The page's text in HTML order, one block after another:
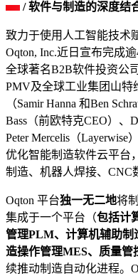
/ 软件与制造的深度结
致力于使用人工智能技术
Oqton, Inc.近日宣布完成
全球著名B2B软件投资公
PMV及全球工业集团山特
（Samir Hanna 和Ben
Bass（前欧特克CEO）、
Peter Mercelis（
优化智能制造软件云平台
制造、机器人焊接、CNC
Oqton 平台独一无二地将
集成于一个平台（包括计
管理PLM、计算机辅助
造操作管理MES、质量管
续推动制造自动化进程。